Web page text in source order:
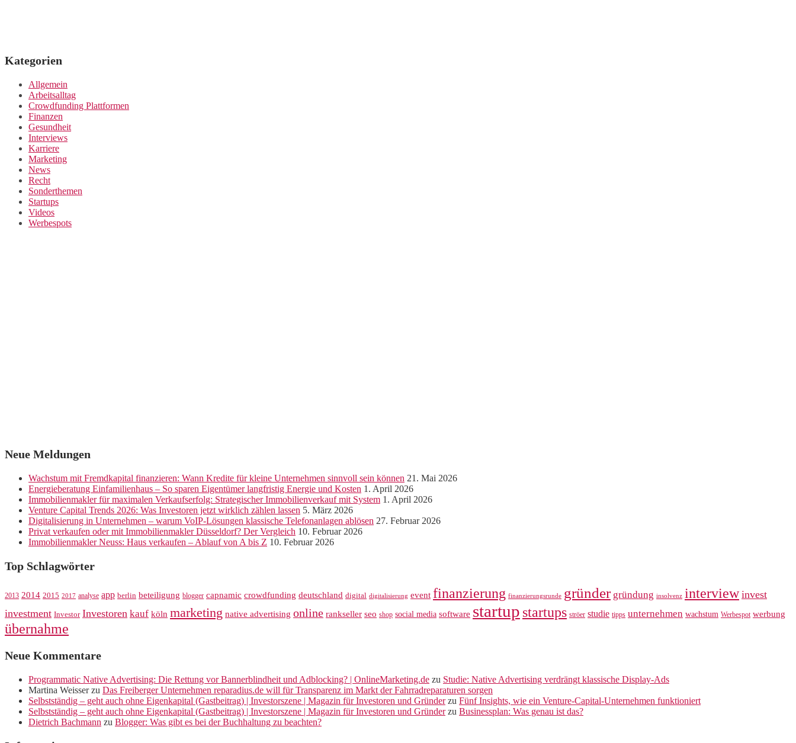
Kategorien
Allgemein
Arbeitsalltag
Crowdfunding Plattformen
Finanzen
Gesundheit
Interviews
Karriere
Marketing
News
Recht
Sonderthemen
Startups
Videos
Werbespots
Neue Meldungen
Wachstum mit Fremdkapital finanzieren: Wann Kredite für kleine Unternehmen sinnvoll sein können 21. Mai 2026
Energieberatung Einfamilienhaus – So sparen Eigentümer langfristig Energie und Kosten 1. April 2026
Immobilienmakler für maximalen Verkaufserfolg: Strategischer Immobilienverkauf mit System 1. April 2026
Venture Capital Trends 2026: Was Investoren jetzt wirklich zählen lassen 5. März 2026
Digitalisierung in Unternehmen – warum VoIP-Lösungen klassische Telefonanlagen ablösen 27. Februar 2026
Privat verkaufen oder mit Immobilienmakler Düsseldorf? Der Vergleich 10. Februar 2026
Immobilienmakler Neuss: Haus verkaufen – Ablauf von A bis Z 10. Februar 2026
Top Schlagwörter
2013 2014 2015 2017 analyse app berlin beteiligung blogger capnamic crowdfunding deutschland digital digitalisierung event finanzierung finanzierungsrunde gründer gründung insolvenz interview invest
investment Investor Investoren kauf köln marketing native advertising online rankseller seo shop social media software startup startups ströer studie tipps unternehmen wachstum Werbespot werbung
übernahme
Neue Kommentare
Programmatic Native Advertising: Die Rettung vor Bannerblindheit und Adblocking? | OnlineMarketing.de zu Studie: Native Advertising verdrängt klassische Display-Ads
Martina Weisserzu Das Freiberger Unternehmen reparadius.de will für Transparenz im Markt der Fahrradreparaturen sorgen
Selbstständig – geht auch ohne Eigenkapital (Gastbeitrag) | Investorszene | Magazin für Investoren und Gründerzu Fünf Insights, wie ein Venture-Capital-Unternehmen funktioniert
Selbstständig – geht auch ohne Eigenkapital (Gastbeitrag) | Investorszene | Magazin für Investoren und Gründerzu Businessplan: Was genau ist das?
Dietrich Bachmann zu Blogger: Was gibt es bei der Buchhaltung zu beachten?